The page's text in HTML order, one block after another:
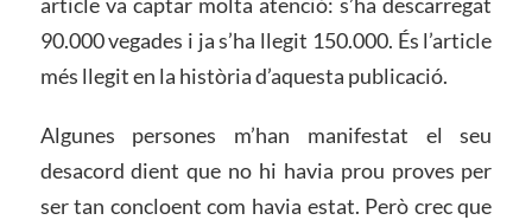
90.000 vegades i ja s’ha llegit 150.000. És l’article
més llegit en la història d’aquesta publicació.
Algunes persones m’han manifestat el seu
desacord dient que no hi havia prou proves per
ser tan concloent com havia estat. Però crec que